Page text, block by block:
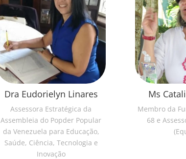
Dra Eudorielyn Linares
Assessora Estratégica da
Assembleia do Popder Popular
da Venezuela para Educação,
Saúde, Ciência, Tecnologia e
Inovação
Ms
Membro da
68 e